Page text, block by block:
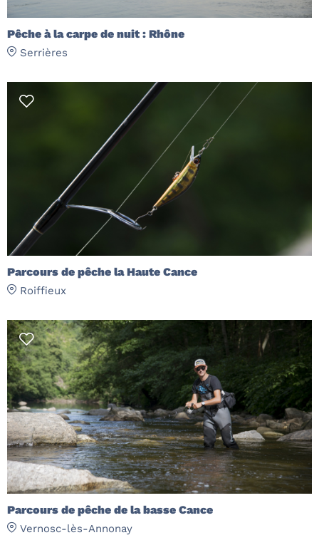
Pêche à la carpe de nuit : Rhône
Serrières
Parcours de pêche la Haute Cance
Roiffieux
Parcours de pêche de la basse Cance
Vernosc-lès-Annonay